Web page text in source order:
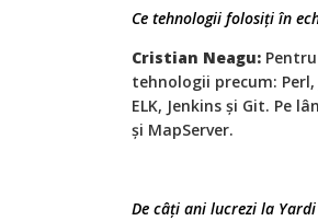
Ce tehnologii folosiți în
Cristian Neagu:
tehnologii precum:
ELK, Jenkins și Git. Pe
și MapServer.
De câți ani lucrezi la